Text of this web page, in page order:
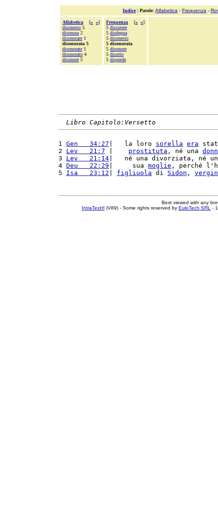
Indice| Parole: Alfabetica - Frequenza -
Alfabetica [« »]
disonesto 5
disonora 2
disonorare 1
disonorata 5
disonorate 1
disonorato 4
disonore 5
Frequenza [« »]
5 discutere
5 disdegna
5 disonesto
5 disonorata
5 disonore
5 disotto
5 disperde
Libro Capitolo:Versetto
1 Gen   34:27 |   la loro sorella era
2 Lev   21:7 prostituta , né una
3 Lev   21:14 |   né una divorziata, né
4 Deu   22:29 |     sua moglie , perché
5 Isa   23:12 figliuola di Sidon ,
Best viewed with any
IntraText®(V89) - Some rights reserved by EuloTech SRL -